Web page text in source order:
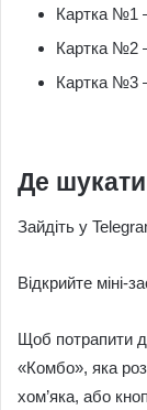
Картка №1
Картка №2
Картка №3
Де
Зайдіть у
Відкрийте міні-
Щоб потрапити
«Комбо», яка
хом’яка, або